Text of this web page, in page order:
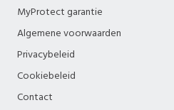
MyProtect garantie
Algemene voorwaarden
Privacybeleid
Cookiebeleid
Contact